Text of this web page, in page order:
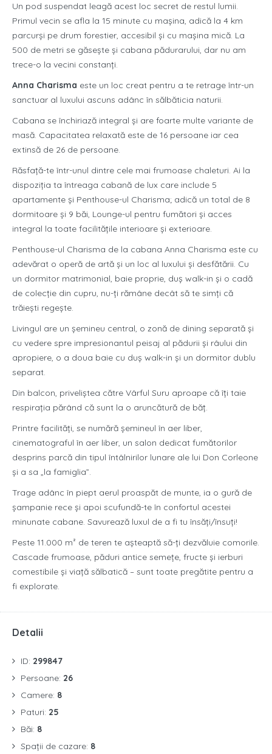
Un pod suspendat leagă acest loc secret de restul lumii.
Primul vecin se afla la 15 minute cu maşina, adică la 4 km
parcurşi pe drum forestier, accesibil şi cu maşina mică. La
500 de metri se găseşte şi cabana pădurarului, dar nu am
trece-o la vecini constanţi.
Anna Charisma este un loc creat pentru a te retrage într-un
sanctuar al luxului ascuns adânc în sălbăticia naturii.
Cabana se închiriază integral şi are foarte multe variante de
masă. Capacitatea relaxată este de 16 persoane iar cea
extinsă de 26 de persoane.
Răsfață-te într-unul dintre cele mai frumoase chaleturi. Ai la
dispoziția ta întreaga cabană de lux care include 5
apartamente și Penthouse-ul Charisma; adică un total de 8
dormitoare și 9 băi, Lounge-ul pentru fumători și acces
integral la toate facilitățile interioare și exterioare.
Penthouse-ul Charisma de la cabana Anna Charisma este cu
adevărat o operă de artă și un loc al luxului și desfătării. Cu
un dormitor matrimonial, baie proprie, duș walk-in și o cadă
de colecție din cupru, nu-ți rămâne decât să te simți că
trăiești regește.
Livingul are un șemineu central, o zonă de dining separată și
cu vedere spre impresionantul peisaj al pădurii și râului din
apropiere, o a doua baie cu duș walk-in și un dormitor dublu
separat.
Din balcon, priveliștea către Vârful Suru aproape că îți taie
respirația părând că sunt la o aruncătură de băț.
Printre facilități, se numără șemineul în aer liber,
cinematograful în aer liber, un salon dedicat fumătorilor
desprins parcă din tipul întâlnirilor lunare ale lui Don Corleone
și a sa „la famiglia”.
Trage adânc în piept aerul proaspăt de munte, ia o gură de
șampanie rece și apoi scufundă-te în confortul acestei
minunate cabane. Savurează luxul de a fi tu însăți/însuți!
Peste 11.000 m² de teren te așteaptă să-ți dezvăluie comorile.
Cascade frumoase, păduri antice semețe, fructe și ierburi
comestibile și viață sălbatică – sunt toate pregătite pentru a
fi explorate.
Detalii
ID: 299847
Persoane: 26
Camere: 8
Paturi: 25
Băi: 8
Spații de cazare: 8